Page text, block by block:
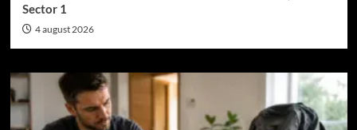
Sector 1
4 august 2026